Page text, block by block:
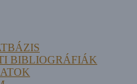
BIBLIOGRÁFIÁK